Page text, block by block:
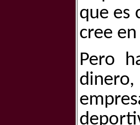
que es
cree
Pero